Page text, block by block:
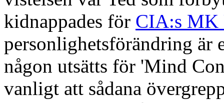
kidnappades för CIA:s MK
personlighetsförändring är
någon utsätts för 'Mind
vanligt att sådana